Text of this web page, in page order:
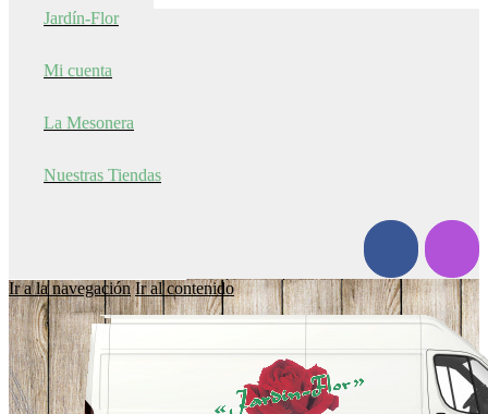
Jardín-Flor
Mi cuenta
La Mesonera
Nuestras Tiendas
Ir a la navegación Ir al contenido